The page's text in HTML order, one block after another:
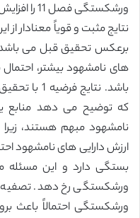
ورشکستگی فصل 11 را افزایش می دهند.
نتایج مثبت و قویاً معنادار
برعکس تحقیق قبل می باشد
های نامشهود بیشتر،
باشد. نتایج
که توضیح می دهد منابع
نامشهود مبهم هستند، زیرا
ارزش دارایی های نامشهود
ورشکستگی رخ دهد. تصفیه و
ورشکستگی احتمالاً باعث